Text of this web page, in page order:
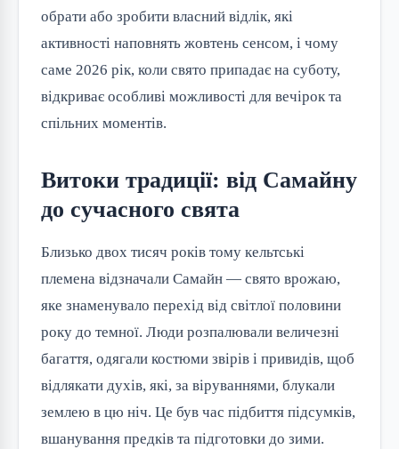
обрати або зробити власний відлік, які
активності наповнять жовтень сенсом, і чому
саме 2026 рік, коли свято припадає на суботу,
відкриває особливі можливості для вечірок та
спільних моментів.
Витоки традиції: від Самайну
до сучасного свята
Близько двох тисяч років тому кельтські
племена відзначали Самайн — свято врожаю,
яке знаменувало перехід від світлої половини
року до темної. Люди розпалювали величезні
багаття, одягали костюми звірів і привидів, щоб
відлякати духів, які, за віруваннями, блукали
землею в цю ніч. Це був час підбиття підсумків,
вшанування предків та підготовки до зими.